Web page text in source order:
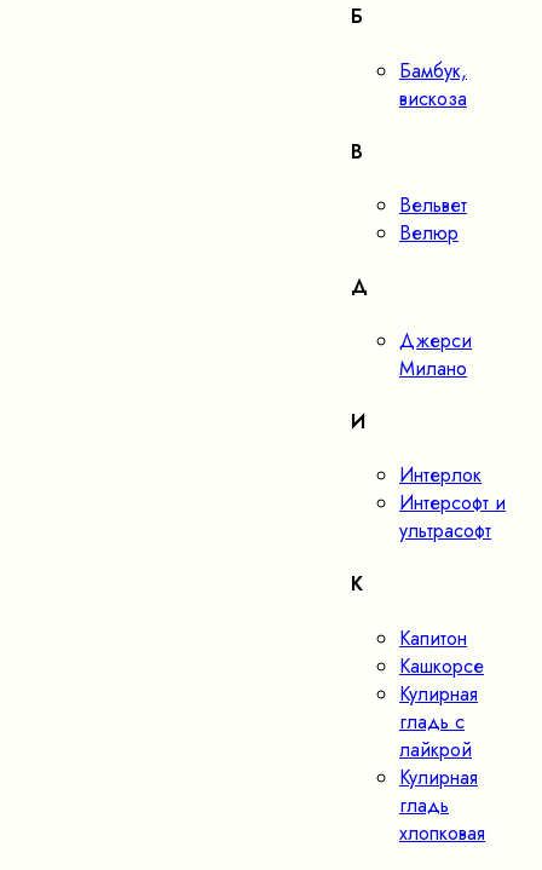
Б
Бамбук,
вискоза
В
Вельвет
Велюр
Д
Джерси
Милано
И
Интерлок
Интерсофт и
ультрасофт
К
Капитон
Кашкорсе
Кулирная
гладь с
лайкрой
Кулирная
гладь
хлопковая